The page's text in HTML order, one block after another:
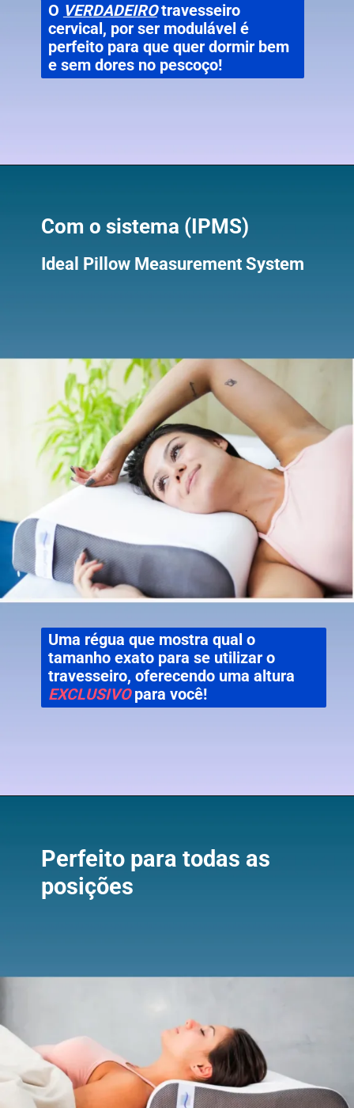
O VERDADEIROtravesseiro
cervical, por ser modulável é
perfeito para que quer dormir bem
e sem dores no pescoço!
Com o sistema (IPMS)
Ideal Pillow Measurement System
Uma régua que mostra qual o
tamanho exato para se utilizar o
travesseiro, oferecendo uma altura
EXCLUSIVOpara você!
Perfeito para todas as
posições